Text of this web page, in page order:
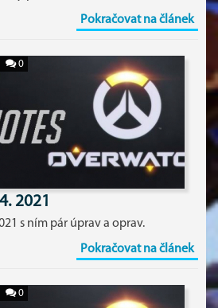
Pokračovat na článek
0
2021
s ním pár úprav a oprav.
Pokračovat na článek
0